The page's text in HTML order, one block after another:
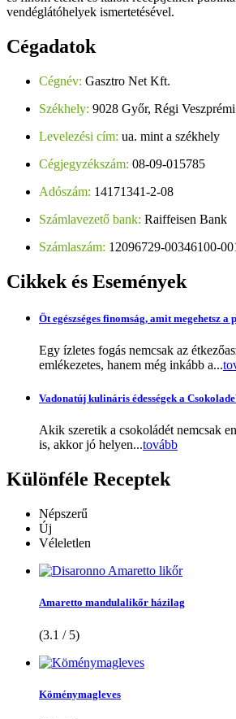
vendéglátóhelyek ismertetésével.
Cégadatok
Cégnév: Gasztro Net Kft.
Székhely: 9028 Győr, Régi
Levelezési cím: ua. mint a székhely
Cégjegyzékszám: 08-09-015785
Adószám: 14171341-2-08
Számlavezető bank: Raiffeisen Bank
Számlaszám: 12096729-00346100-
Cikkek és Események
Öt egészséges finomság, amit megehetsz a
Egy ízletes fogás nemcsak az
emlékezetes, hanem még inkább a...
Vadonatúj kulináris édességek a
Akik szeretik a csokoládét nemcsak
is, akkor jó helyen...tovább
Különféle Receptek
Népszerű
Új
Véleletlen
Amaretto mandulalikőr házilag
(3.1 / 5)
Köménymagleves